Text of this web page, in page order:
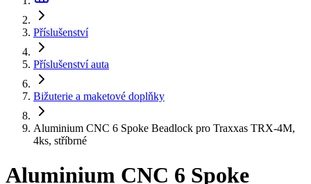
Příslušenství
Příslušenství auta
Bižuterie a maketové doplňky
Aluminium CNC 6 Spoke Beadlock pro Traxxas TRX-4M,
4ks, stříbrné
Aluminium CNC 6 Spoke